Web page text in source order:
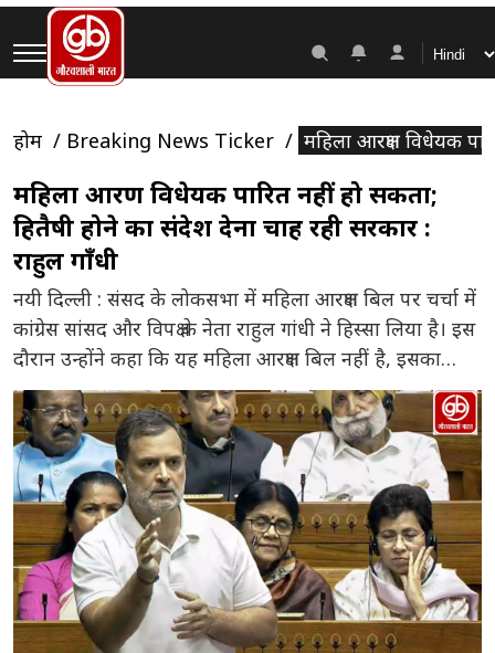
होम Breaking News Ticker महिला आरक्षण विधेयक
महिला आरक्षण विधेयक पारित नहीं हो सकता;
हितैषी होने का संदेश देना चाह रही सरकार :
राहुल गाँधी
नयी दिल्ली : संसद के लोकसभा में महिला आरक्षण बिल पर चर्चा में
कांग्रेस सांसद और विपक्ष के नेता राहुल गांधी ने हिस्सा लिया है। इस
दौरान उन्होंने कहा कि यह महिला आरक्षण बिल नहीं है, इसका
महिलाओं के सशक्तिकरण से कोई लेना-देना नहीं है। राहुल गाँधी
ने सरकार से कहा कि पुराना बिल लाइए, […]